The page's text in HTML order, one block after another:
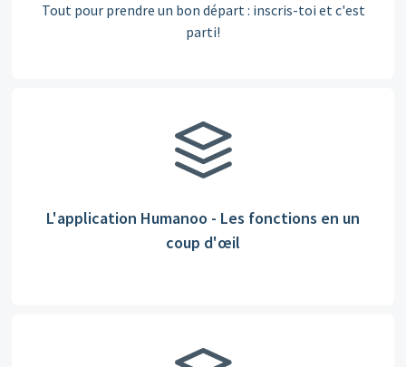
Tout pour prendre un bon départ : inscris-toi et c'est
parti!
L'application Humanoo - Les fonctions en un
coup d'œil